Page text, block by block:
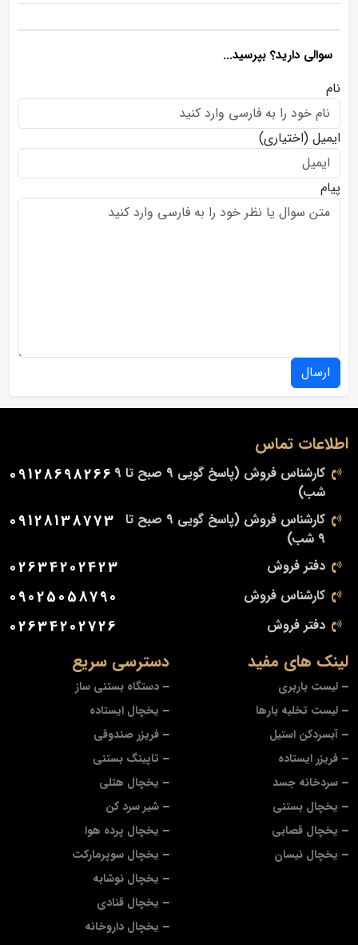
سوالی دارید؟ بپرسید...
نام
ایمیل (اختیاری)
پیام
ارسال
دسترسی سریع
دستگاه بستنی ساز
یخچال ایستاده
فریزر صندوقی
تاپینگ بستنی
یخچال هتلی
شیر سرد کن
یخچال پرده هوا
یخچال سوپرمارکت
یخچال نوشابه
یخچال قنادی
یخچال داروخانه
لینک های مفید
لیست باربری
لیست تخلیه بارها
آبسردکن استیل
فریزر ایستاده
سردخانه جسد
یخچال بستنی
یخچال قصابی
یخچال نیسان
اطلاعات تماس
کارشناس فروش (پاسخ گویی 9 صبح تا 9
شب)
09128698266
کارشناس فروش (پاسخ گویی 9 صبح تا
9 شب)
09128138773
دفتر فروش 02634202423
کارشناس فروش 09025058790
دفتر فروش 02634202726